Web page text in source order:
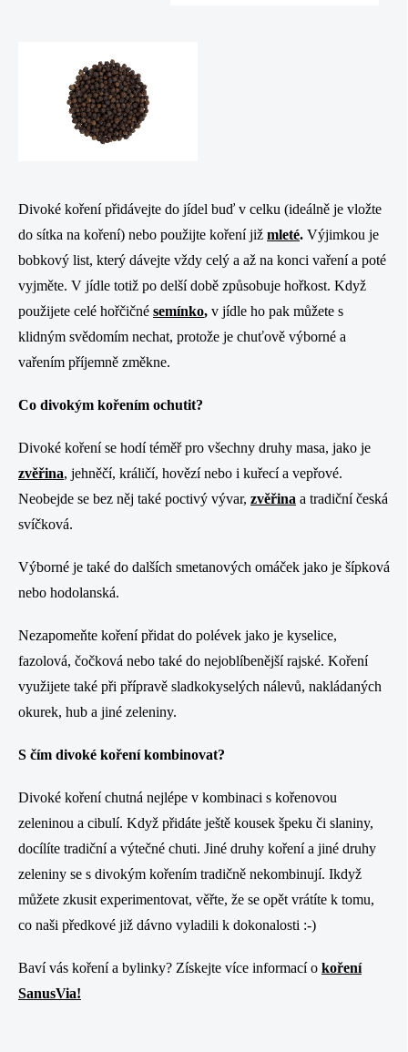
Divoké koření přidávejte do jídel buď v celku (ideálně je vložte
do sítka na koření) nebo použijte koření již mleté. Výjimkou je
bobkový list, který dávejte vždy celý a až na konci vaření a poté
vyjměte. V jídle totiž po delší době způsobuje hořkost. Když
použijete celé hořčičné semínko, v jídle ho pak můžete s
klidným svědomím nechat, protože je chuťově výborné a
vařením příjemně změkne.
Co divokým kořením ochutit?
Divoké koření se hodí téměř pro všechny druhy masa, jako je
zvěřina, jehněčí, králičí, hovězí nebo i kuřecí a vepřové.
Neobejde se bez něj také poctivý vývar, zvěřina a tradiční česká
svíčková.
Výborné je také do dalších smetanových omáček jako je šípková
nebo hodolanská.
Nezapomeňte koření přidat do polévek jako je kyselice,
fazolová, čočková nebo také do nejoblíbenější rajské. Koření
využijete také při přípravě sladkokyselých nálevů, nakládaných
okurek, hub a jiné zeleniny.
S čím divoké koření kombinovat?
Divoké koření chutná nejlépe v kombinaci s kořenovou
zeleninou a cibulí. Když přidáte ještě kousek špeku či slaniny,
docílíte tradiční a výtečné chuti. Jiné druhy koření a jiné druhy
zeleniny se s divokým kořením tradičně nekombinují. Ikdyž
můžete zkusit experimentovat, věřte, že se opět vrátíte k tomu,
co naši předkové již dávno vyladili k dokonalosti :-)
Baví vás koření a bylinky? Získejte více informací o koření
SanusVia!